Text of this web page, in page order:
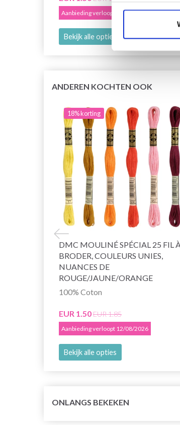
Aanbieding verloopt 12/08/2026
Bekijk alle opties
ANDEREN KOCHTEN OOK
18% korting
DMC MOULINÉ SPÉCIAL 25 FIL
BRODER, COULEURS UNIES,
NUANCES DE
ROUGE/JAUNE/ORANGE
100% Coton
EUR 1.50EUR 1.85
Aanbieding verloopt 12/08/2026
Bekijk alle opties
ONLANGS BEKEKEN